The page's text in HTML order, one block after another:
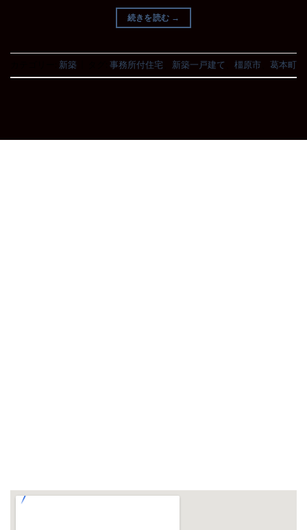
続きを読む →
新築 事務所付住宅 新築一戸建て 橿原市 葛本町